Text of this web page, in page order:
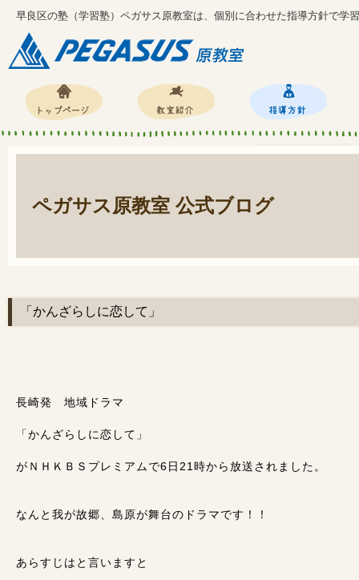
早良区の塾（学習塾）ペガサス原教室は、個別に合わせた指導方針で学
ペガサス原教室 公式ブログ
「かんざらしに恋して」
長崎発 地域ドラマ
「かんざらしに恋して」
がＮＨＫＢＳプレミアムで6日21時から放送されました。
なんと我が故郷、島原が舞台のドラマです！！
あらすじはと言いますと